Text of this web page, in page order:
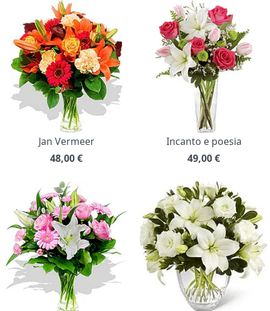
Jan Vermeer
48,00€
Incanto e poesia
49,00€